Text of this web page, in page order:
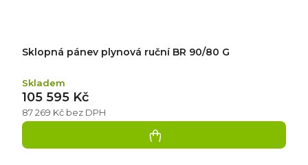
Sklopná pánev plynová ruční BR 90/80 G
Skladem
87 269 Kč bez DPH
105 595 Kč